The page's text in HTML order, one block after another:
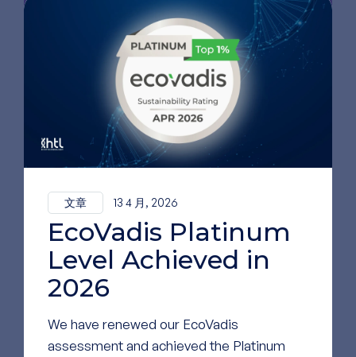
文章 13 4 月, 2026
EcoVadis Platinum
Level Achieved in
2026
We have renewed our EcoVadis
assessment and achieved the Platinum